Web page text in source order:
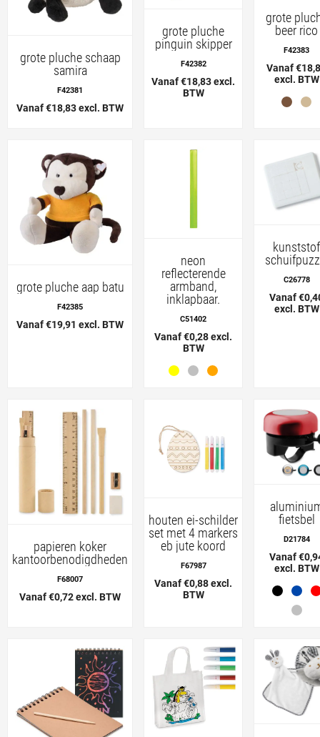
grote pluche schaap
samira
F42381
Vanaf €18,83 excl. BTW
grote pluche
pinguin skipper
F42382
Vanaf €18,83 excl.
BTW
grote
beer rico
F42383
Vanaf
excl. BTW
grote pluche aap batu
F42385
Vanaf €19,91 excl. BTW
neon
reflecterende
armband,
inklapbaar.
C51402
Vanaf €0,28 excl.
BTW
kunststof
C26778
Vanaf
excl. BTW
papieren koker
kantoorbenodigdheden
F68007
Vanaf €0,72 excl. BTW
houten ei-schilder
set met 4 markers
eb jute koord
F67987
Vanaf €0,88 excl.
BTW
fietsbel
D21784
Vanaf
excl. BTW